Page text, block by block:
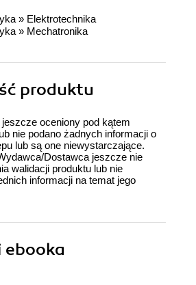
» Elektrotechnika
» Mechatronika
produktu
jeszcze oceniony pod kątem
nie podano żadnych informacji o
lub są one niewystarczające.
Dostawca jeszcze nie
walidacji produktu lub nie
informacji na temat jego
ebooka